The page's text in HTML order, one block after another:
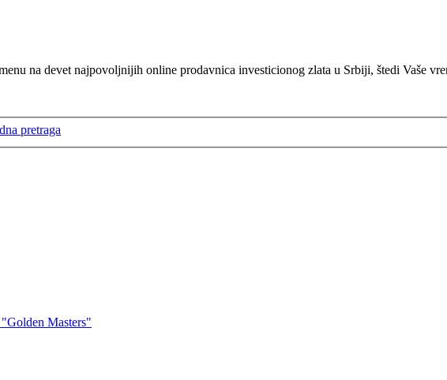
na devet najpovoljnijih online prodavnica investicionog zlata u Srbiji, štedi Vaše
pretraga
Masters"